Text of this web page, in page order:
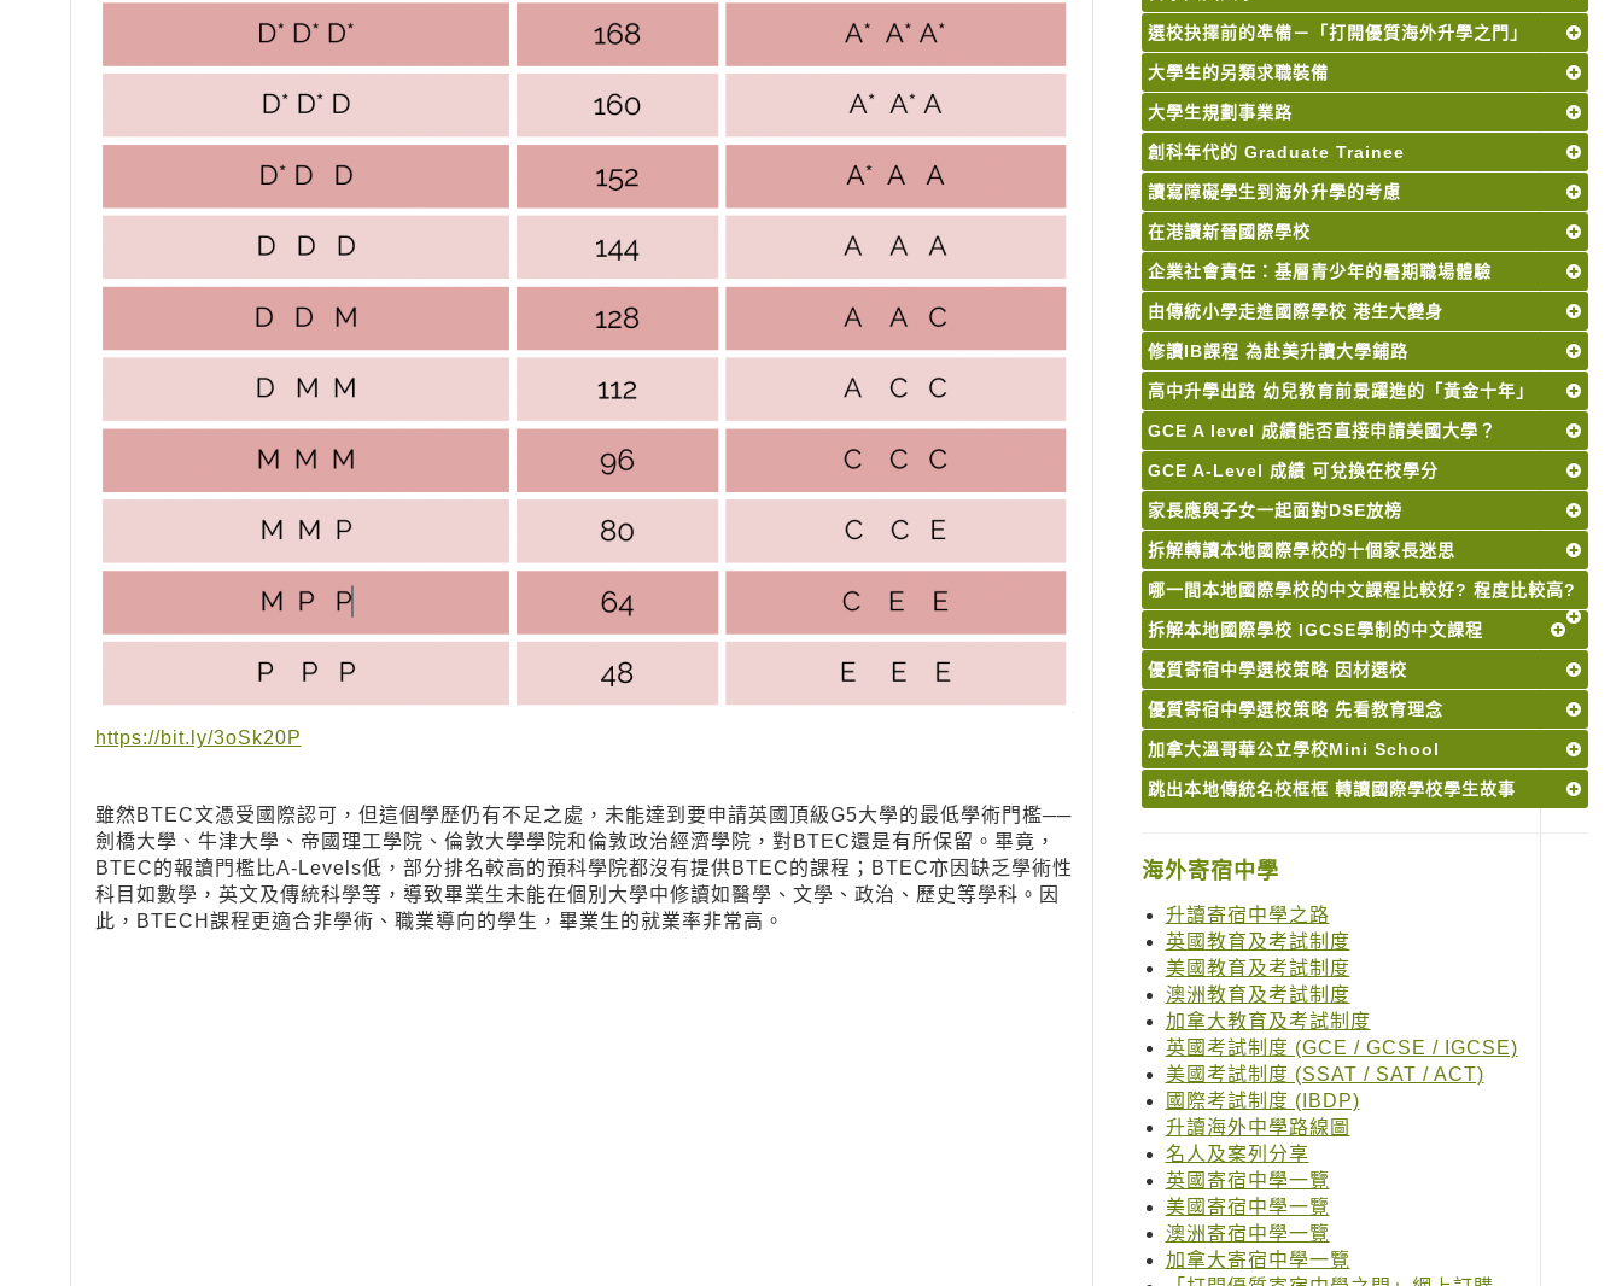
https://bit.ly/3oSk20P
雖然BTEC文憑受國際認可，但這個學歷仍有不足之處，未能達到要申請英國頂級G5大學的最低學術門檻──
劍橋大學、牛津大學、帝國理工學院、倫敦大學學院和倫敦政治經濟學院，對BTEC還是有所保留。畢竟，
BTEC的報讀門檻比A-Levels低，部分排名較高的預科學院都沒有提供BTEC的課程；BTEC亦因缺乏學術性
科目如數學，英文及傳統科學等，導致畢業生未能在個別大學中修讀如醫學、文學、政治、歷史等學科。因
此，BTECH課程更適合非學術、職業導向的學生，畢業生的就業率非常高。
選校抉擇前的凖備－「打開優質海外升學之門」
大學生的另類求職裝備
大學生規劃事業路
創科年代的 Graduate Trainee
讀寫障礙學生到海外升學的考慮
在港讀新晉國際學校
企業社會責任：基層青少年的暑期職場體驗
由傳統小學走進國際學校 港生大變身
修讀IB課程 為赴美升讀大學鋪路
高中升學出路 幼兒教育前景躍進的「黃金十年」
GCE A level 成績能否直接申請美國大學？
GCE A-Level 成績 可兌換在校學分
家長應與子女一起面對DSE放榜
拆解轉讀本地國際學校的十個家長迷思
哪一間本地國際學校的中文課程比較好? 程度比較高?
拆解本地國際學校 IGCSE學制的中文課程
優質寄宿中學選校策略 因材選校
優質寄宿中學選校策略 先看教育理念
加拿大溫哥華公立學校Mini School
跳出本地傳統名校框框 轉讀國際學校學生故事
海外寄宿中學
升讀寄宿中學之路
英國教育及考試制度
美國教育及考試制度
澳洲教育及考試制度
加拿大教育及考試制度
英國考試制度 (GCE / GCSE / IGCSE)
美國考試制度 (SSAT / SAT / ACT)
國際考試制度 (IBDP)
升讀海外中學路線圖
名人及案列分享
英國寄宿中學一覽
美國寄宿中學一覽
澳洲寄宿中學一覽
加拿大寄宿中學一覽